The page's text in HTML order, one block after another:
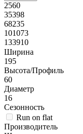
2560
35398
68235
101073
133910
Ширина
195
Высота/Профиль
60
Диаметр
16
Сезонность
Run on flat
Производитель